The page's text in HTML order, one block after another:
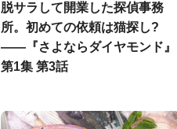
脱サラして開業した探偵事務
所。初めての依頼は猫探し?
――『さよならダイヤモンド』
第1集 第3話